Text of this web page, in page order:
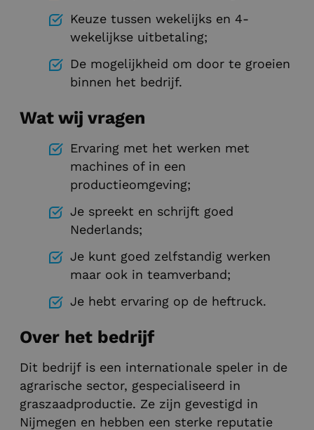
Keuze tussen wekelijks en 4-
wekelijkse uitbetaling;
De mogelijkheid om door te groeien
binnen het bedrijf.
Wat wij vragen
Ervaring met het werken met
machines of in een
productieomgeving;
Je spreekt en schrijft goed
Nederlands;
Je kunt goed zelfstandig werken
maar ook in teamverband;
Je hebt ervaring op de heftruck.
Over het bedrijf
Dit bedrijf is een internationale speler in de
agrarische sector, gespecialiseerd in
graszaadproductie. Ze zijn gevestigd in
Nijmegen en hebben een sterke reputatie